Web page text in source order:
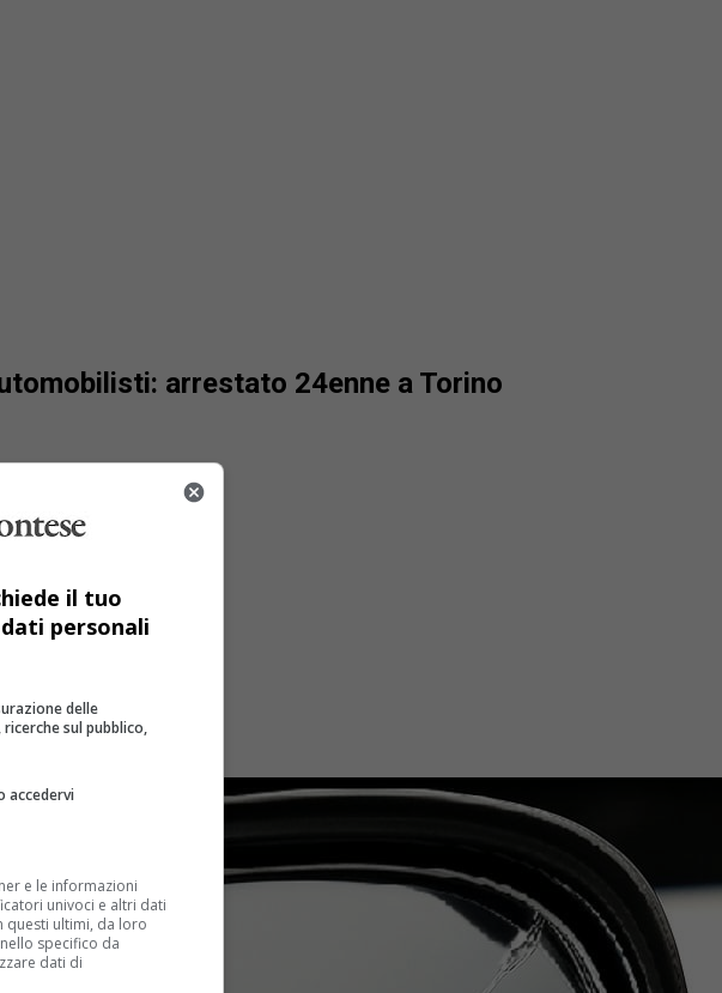
arrestato 24enne a Torino
il tuo
personali
delle
sul pubblico,
accedervi
e le informazioni
univoci e altri dati
questi ultimi, da loro
specifico da
dati di